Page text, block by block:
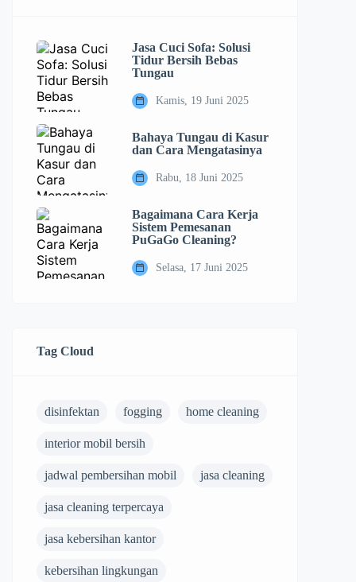
Jasa Cuci Sofa: Solusi
Tidur Bersih Bebas
Tungau
Kamis, 19 Juni 2025
Bahaya Tungau di Kasur
dan Cara Mengatasinya
Rabu, 18 Juni 2025
Bagaimana Cara Kerja
Sistem Pemesanan
PuGaGo Cleaning?
Selasa, 17 Juni 2025
Tag Cloud
disinfektan fogging home cleaning
interior mobil bersih
jadwal pembersihan mobil jasa cleaning
jasa cleaning terpercaya
jasa kebersihan kantor
kebersihan lingkungan